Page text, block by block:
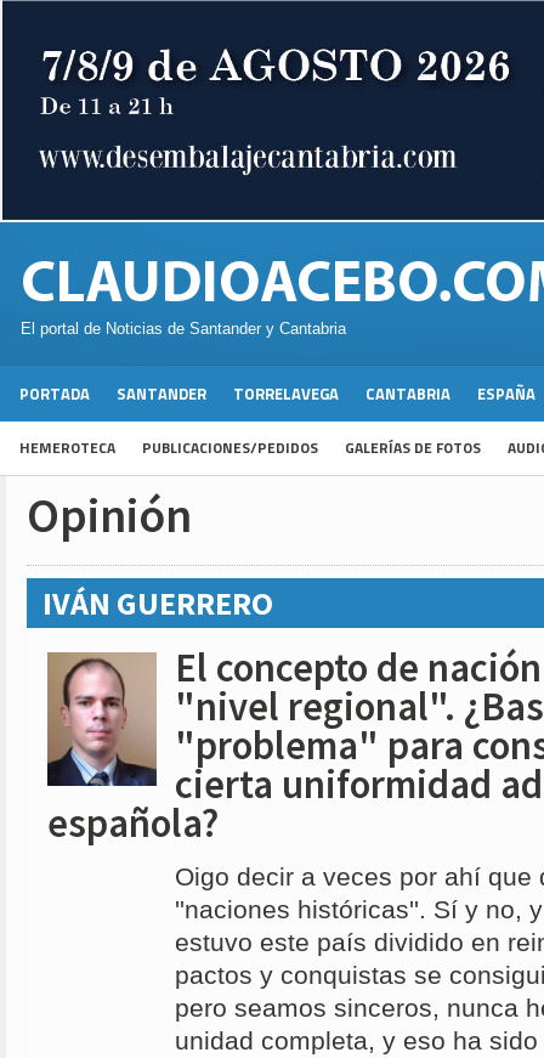
El portal de Noticias de Santander y Cantabria
PORTADA SANTANDER TORRELAVEGA CANTABRIA ESPAÑA
HEMEROTECA PUBLICACIONES/PEDIDOS GALERÍAS DE FOTOS
Opinión
IVÁN GUERRERO
El concepto de
"nivel regional".
"problema" para
cierta uniformidad
española?
Oigo decir a veces por ahí que
''naciones históricas''. Sí y no,
estuvo este país dividido en
pactos y conquistas se
pero seamos sinceros, nunca
unidad completa, y eso ha